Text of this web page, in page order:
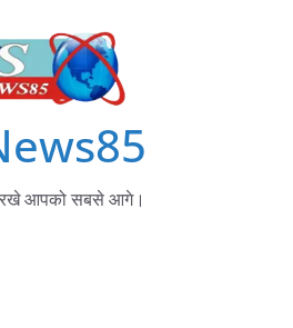
आपको सबसे आगे।